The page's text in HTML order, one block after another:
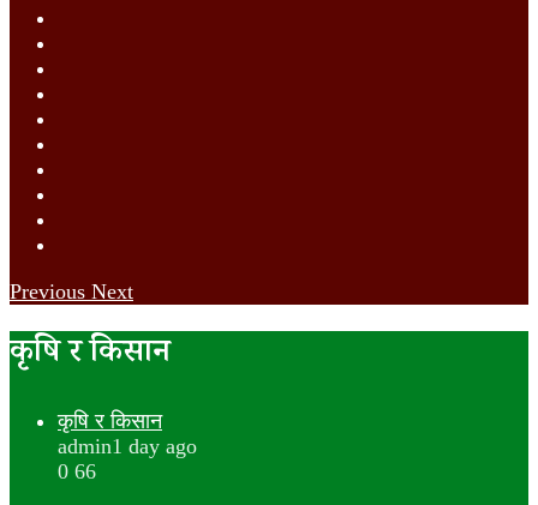
Previous Next
कृषि र किसान
कृषि र किसान
admin1 day ago
0 66